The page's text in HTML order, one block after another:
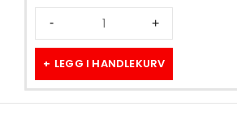
LEGG I HANDLEKURV